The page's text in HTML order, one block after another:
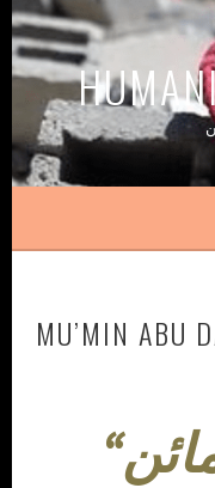
Skip
to
content